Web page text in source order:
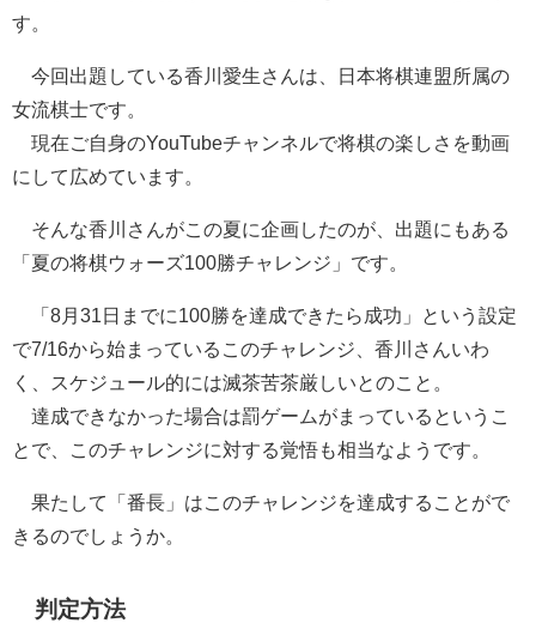
す。
今回出題している香川愛生さんは、日本将棋連盟所属の
女流棋士です。
現在ご自身のYouTubeチャンネルで将棋の楽しさを動画
にして広めています。
そんな香川さんがこの夏に企画したのが、出題にもある
「夏の将棋ウォーズ100勝チャレンジ」です。
「8月31日までに100勝を達成できたら成功」という設定
で7/16から始まっているこのチャレンジ、香川さんいわ
く、スケジュール的には滅茶苦茶厳しいとのこと。
達成できなかった場合は罰ゲームがまっているというこ
とで、このチャレンジに対する覚悟も相当なようです。
果たして「番長」はこのチャレンジを達成することがで
きるのでしょうか。
判定方法